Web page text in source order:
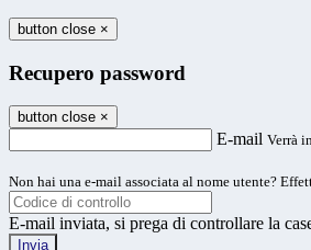
button close ×
Recupero password
button close ×
E-mail Verrà
Non hai una e-mail associata al nome utente?
E-mail inviata, si prega di controllare la